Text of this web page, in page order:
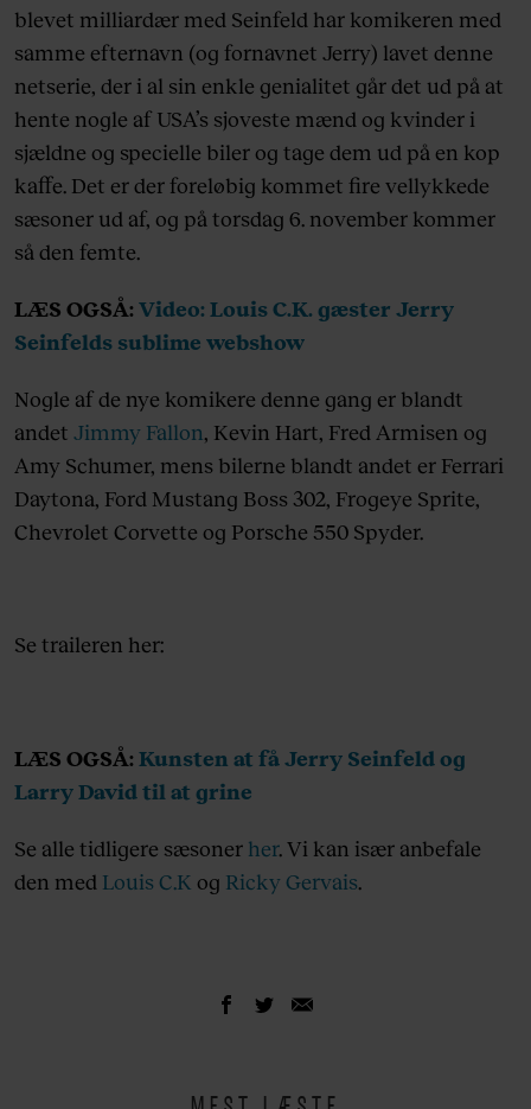
blevet milliardær med Seinfeld har komikeren med
samme efternavn (og fornavnet Jerry) lavet denne
netserie, der i al sin enkle genialitet går det ud på at
hente nogle af USA’s sjoveste mænd og kvinder i
sjældne og specielle biler og tage dem ud på en kop
kaffe. Det er der foreløbig kommet fire vellykkede
sæsoner ud af, og på torsdag 6. november kommer
så den femte.
LÆS OGSÅ: Video: Louis C.K. gæster Jerry
Seinfelds sublime webshow
Nogle af de nye komikere denne gang er blandt
andet Jimmy Fallon, Kevin Hart, Fred Armisen og
Amy Schumer, mens bilerne blandt andet er Ferrari
Daytona, Ford Mustang Boss 302, Frogeye Sprite,
Chevrolet Corvette og Porsche 550 Spyder.
Se traileren her:
LÆS OGSÅ: Kunsten at få Jerry Seinfeld og
Larry David til at grine
Se alle tidligere sæsoner her. Vi kan især anbefale
den med Louis C.K og Ricky Gervais.